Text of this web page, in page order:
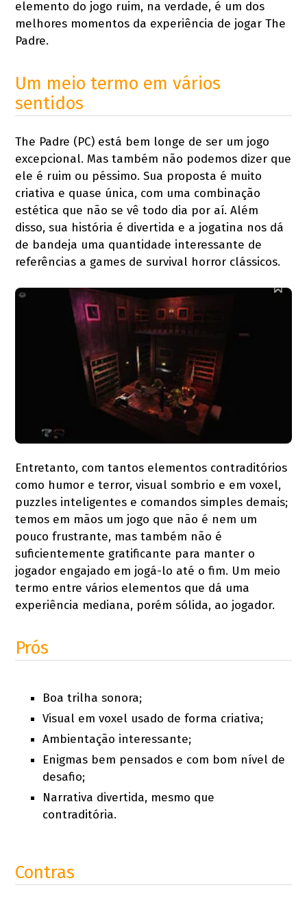
elemento do jogo ruim, na verdade, é um dos
melhores momentos da experiência de jogar The
Padre.
Um meio termo em vários
sentidos
The Padre (PC) está bem longe de ser um jogo
excepcional. Mas também não podemos dizer que
ele é ruim ou péssimo. Sua proposta é muito
criativa e quase única, com uma combinação
estética que não se vê todo dia por aí. Além
disso, sua história é divertida e a jogatina nos dá
de bandeja uma quantidade interessante de
referências a games de survival horror clássicos.
Entretanto, com tantos elementos contraditórios
como humor e terror, visual sombrio e em voxel,
puzzles inteligentes e comandos simples demais;
temos em mãos um jogo que não é nem um
pouco frustrante, mas também não é
suficientemente gratificante para manter o
jogador engajado em jogá-lo até o fim. Um meio
termo entre vários elementos que dá uma
experiência mediana, porém sólida, ao jogador.
Prós
Boa trilha sonora;
Visual em voxel usado de forma criativa;
Ambientação interessante;
Enigmas bem pensados e com bom nível de
desafio;
Narrativa divertida, mesmo que
contraditória.
Contras